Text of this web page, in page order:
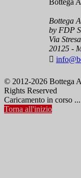
Bottega
Bottega
by FDP
Via
20125 -

© 2012-2026 Bottega
Rights Reserved
Caricamento in corso ...
Torna all'inizio